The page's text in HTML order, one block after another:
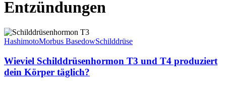
Entzündungen
Wieviel
Schilddrüsenhormon
und
T4
produziert
HashimotoMorbus BasedowSchilddrüse
Wieviel Schilddrüsenhormon T3 und T4 produziert
dein Körper täglich?